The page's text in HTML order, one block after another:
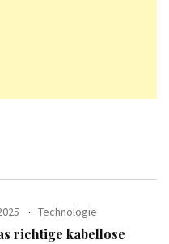
Technologie
richtige kabellose